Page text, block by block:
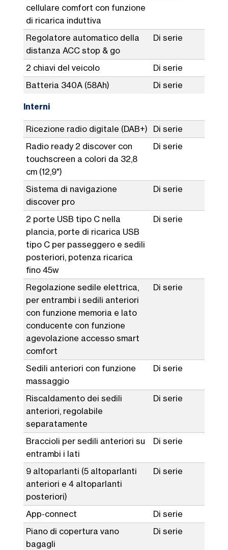
cellulare comfort con funzione
di ricarica induttiva
Regolatore automatico della
distanza ACC stop & go
Di serie
2 chiavi del veicolo
Di serie
Batteria 340A (58Ah)
Di serie
Interni
Ricezione radio digitale (DAB+)
Di serie
Radio ready 2 discover con
touchscreen a colori da 32,8
cm (12,9")
Di serie
Sistema di navigazione
discover pro
Di serie
2 porte USB tipo C nella
plancia, porte di ricarica USB
tipo C per passeggero e sedili
posteriori, potenza ricarica
fino 45w
Di serie
Regolazione sedile elettrica,
per entrambi i sedili anteriori
con funzione memoria e lato
conducente con funzione
agevolazione accesso smart
comfort
Di serie
Sedili anteriori con funzione
massaggio
Di serie
Riscaldamento dei sedili
anteriori, regolabile
separatamente
Di serie
Braccioli per sedili anteriori su
entrambi i lati
Di serie
9 altoparlanti (5 altoparlanti
anteriori e 4 altoparlanti
posteriori)
Di serie
App-connect
Di serie
Piano di copertura vano
bagagli
Di serie